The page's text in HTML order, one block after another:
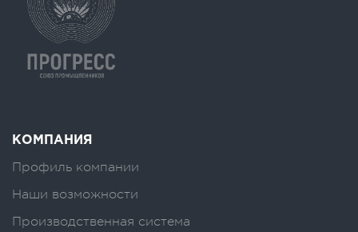
КОМПАНИЯ
Профиль компании
Наши возможности
Производственная система